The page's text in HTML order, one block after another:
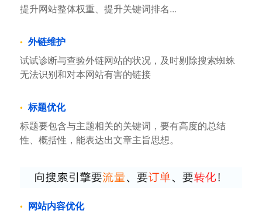
提升网站整体权重、提升关键词排名...
外链维护
试试诊断与查验外链网站的状况，及时剔除搜索蜘蛛
无法识别和对本网站有害的链接
标题优化
标题要包含与主题相关的关键词，要有高度的总结
性、概括性，能表达出文章主旨思想。
网站内容优化